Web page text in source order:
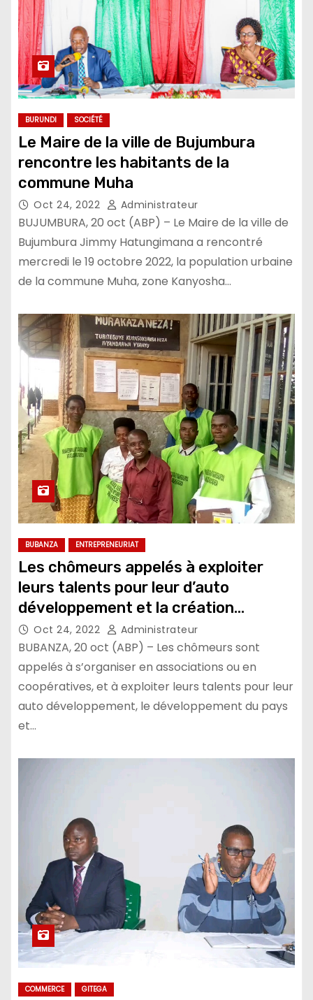
BURUNDI SOCIÉTÉ
Le Maire de la ville de Bujumbura
rencontre les habitants de la
commune Muha
Oct 24, 2022 Administrateur
BUJUMBURA, 20 oct (ABP) – Le Maire de la ville de
Bujumbura Jimmy Hatungimana a rencontré
mercredi le 19 octobre 2022, la population urbaine
de la commune Muha, zone Kanyosha…
BUBANZA ENTREPRENEURIAT
Les chômeurs appelés à exploiter
leurs talents pour leur d’auto
développement et la création
d’emplois
Oct 24, 2022 Administrateur
BUBANZA, 20 oct (ABP) – Les chômeurs sont
appelés à s’organiser en associations ou en
coopératives, et à exploiter leurs talents pour leur
auto développement, le développement du pays
et…
COMMERCE GITEGA